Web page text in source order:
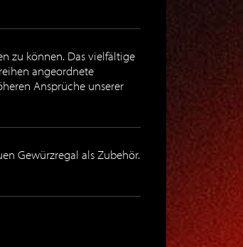
zu können. Das vielfältige
angeordnete
Ansprüche unserer
Gewürzregal als Zubehör.